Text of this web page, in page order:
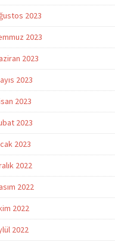
2023
2023
2023
2023
2023
2023
2023
2022
2022
2022
2022